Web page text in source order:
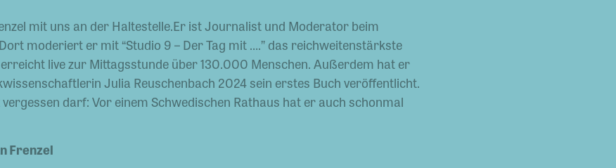
mit uns an der Haltestelle.Er ist Journalist und Moderator beim
moderiert er mit “Studio 9 – Der Tag mit ….” das reichweitenstärkste
live zur Mittagsstunde über 130.000 Menschen. Außerdem hat er
Julia Reuschenbach 2024 sein erstes Buch veröffentlicht.
darf: Vor einem Schwedischen Rathaus hat er auch schonmal
Frenzel